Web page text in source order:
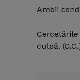
Ambii
culpă.